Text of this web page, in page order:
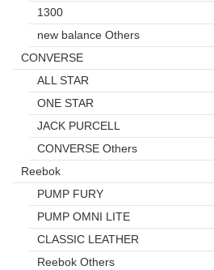
1300
new balance Others
CONVERSE
ALL STAR
ONE STAR
JACK PURCELL
CONVERSE Others
Reebok
PUMP FURY
PUMP OMNI LITE
CLASSIC LEATHER
Reebok Others